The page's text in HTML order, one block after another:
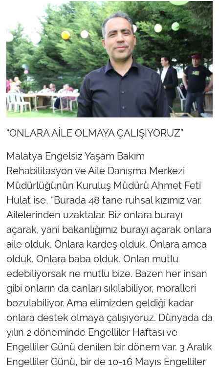
“ONLARA AİLE OLMAYA ÇALIŞIYORUZ”
Malatya Engelsiz Yaşam Bakım
Rehabilitasyon ve Aile Danışma Merkezi
Müdürlüğünün Kuruluş Müdürü Ahmet Feti
Hulat ise, “Burada 48 tane ruhsal kızımız var.
Ailelerinden uzaktalar. Biz onlara burayı
açarak, yani bakanlığımız burayı açarak onlara
aile olduk. Onlara kardeş olduk. Onlara amca
olduk. Onlara baba olduk. Onları mutlu
edebiliyorsak ne mutlu bize. Bazen her insan
gibi onların da canları sıkılabiliyor, moralleri
bozulabiliyor. Ama elimizden geldiği kadar
onlara destek olmaya çalışıyoruz. Dünyada da
yılın 2 döneminde Engelliler Haftası ve
Engelliler Günü denilen bir dönem var. 3 Aralık
Engelliler Günü, bir de 10-16 Mayıs Engelliler